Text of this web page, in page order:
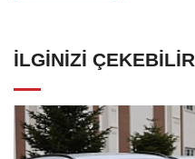
İLGINIZI ÇEKEBILIR